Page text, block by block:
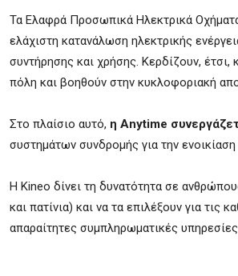
Τα Ελαφρά Προσωπικά Ηλεκτρικά
ελάχιστη κατανάλωση ηλεκτρικής
συντήρησης και χρήσης. Κερδίζουν,
πόλη και βοηθούν στην κυκλοφοριακή
Στο πλαίσιο αυτό, η Anytime
συστημάτων συνδρομής για την
Η Kineo δίνει τη δυνατότητα σε
και πατίνια) και να τα επιλέξουν για τις
απαραίτητες συμπληρωματικές